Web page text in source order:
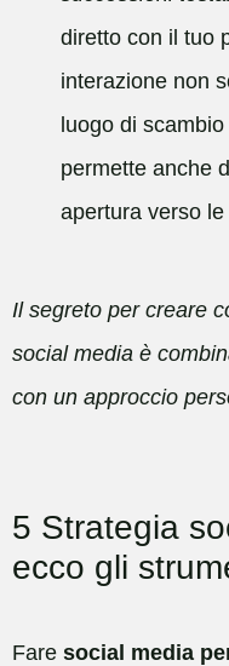
diretto con il tuo
interazione non
luogo di
permette anche
apertura verso
Il segreto per creare
social media è
con un approccio
5 Strategia
ecco gli
Fare social media